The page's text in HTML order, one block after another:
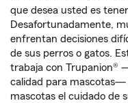
que desea usted es
Desafortunadamente,
enfrentan decisiones
de sus perros o gatos.
trabaja con Trupanion®
calidad para mascotas—
mascotas el cuidado de